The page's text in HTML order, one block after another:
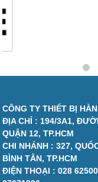
CÔNG TY THIẾT BỊ
ĐỊA CHỈ : 194/3A1,
QUẬN 12, TP.HCM
CHI NHÁNH : 327,
BÌNH TÂN, TP.HCM
ĐIỆN THOẠI :028